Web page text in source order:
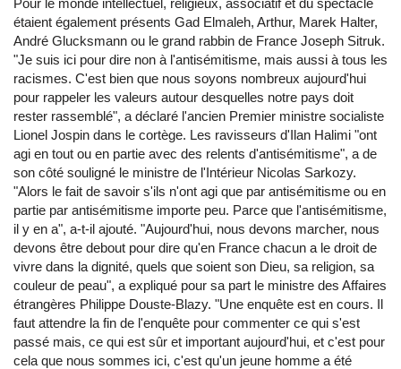
Pour le monde intellectuel, religieux, associatif et du spectacle
étaient également présents Gad Elmaleh, Arthur, Marek Halter,
André Glucksmann ou le grand rabbin de France Joseph Sitruk.
"Je suis ici pour dire non à l'antisémitisme, mais aussi à tous les
racismes. C'est bien que nous soyons nombreux aujourd'hui
pour rappeler les valeurs autour desquelles notre pays doit
rester rassemblé", a déclaré l'ancien Premier ministre socialiste
Lionel Jospin dans le cortège. Les ravisseurs d'Ilan Halimi "ont
agi en tout ou en partie avec des relents d'antisémitisme", a de
son côté souligné le ministre de l'Intérieur Nicolas Sarkozy.
"Alors le fait de savoir s'ils n'ont agi que par antisémitisme ou en
partie par antisémitisme importe peu. Parce que l'antisémitisme,
il y en a", a-t-il ajouté. "Aujourd'hui, nous devons marcher, nous
devons être debout pour dire qu'en France chacun a le droit de
vivre dans la dignité, quels que soient son Dieu, sa religion, sa
couleur de peau", a expliqué pour sa part le ministre des Affaires
étrangères Philippe Douste-Blazy. "Une enquête est en cours. Il
faut attendre la fin de l'enquête pour commenter ce qui s'est
passé mais, ce qui est sûr et important aujourd'hui, et c'est pour
cela que nous sommes ici, c'est qu'un jeune homme a été